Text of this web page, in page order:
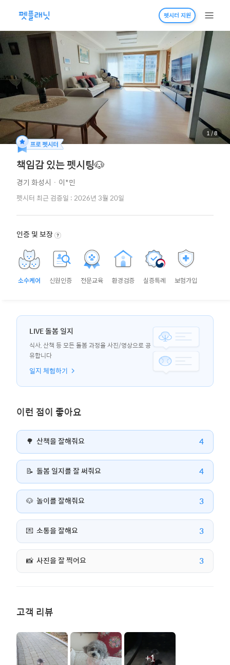
펫시터 지원
1/8
책임감 있는 펫시팅🐶
경기 화성시 · 이*민
펫시터 최근 검증일 : 2026년 3월 20일
인증 및 보장
소수케어 신원인증 전문교육 환경검증 실증특례 보험가입
LIVE 돌봄 일지
식사, 산책 등 모든 돌봄 과정을 사진/영상으로 공
유합니다
일지 체험하기
이런 점이 좋아요
🌳 산책을 잘해줘요 4
📝 돌봄 일지를 잘 써줘요 4
🐶 놀이를 잘해줘요 3
💌 소통을 잘해요 3
📸 사진을 잘 찍어요 3
고객 리뷰
+1